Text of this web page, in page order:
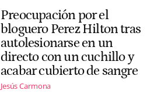
Preocupación por el
bloguero Perez Hilton tras
autolesionarse en un
directo con un cuchillo y
acabar cubierto de sangre
Jesús Carmona